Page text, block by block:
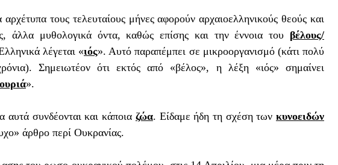
άλλα μυθολογικά όντα, καθώς επίσης και την έννοια του βέλους/
λέγεται «ιός». Αυτό παραπέμπει σε μικροοργανισμό (κάτι πολύ
Σημειωτέον ότι εκτός από «βέλος», η λέξη «ιός» σημαίνει
».
αρχέτυπα αυτά συνδέονται και κάποια
ζώα. Είδαμε ήδη τη σχέση των κυνοειδών
άρθρο περί Ουκρανίας.